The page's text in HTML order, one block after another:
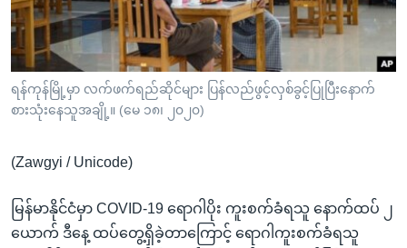
စာမျက်နှာ
ကျော်
ကြည့်
ရန်
ရန်
ကျော်
ဗွီအိုအေ လူမှုကွန်ယက်များ
ရန်ကုန်မြို့မှာ လက်ဖက်ရည်ဆိုင်များ ပြန်လည်ဖွင့်လှစ်ခွင့်ပြုပြီးနောက်
စားသုံးနေသူအချို့။ (မေ ၁၈၊ ၂၀၂၀)
(Zawgyi / Unicode)
မြန်မာနိုင်ငံမှာ COVID-19 ရောဂါပိုး ကူးစက်ခံရသူ နောက်ထပ် ၂
ယောက် ဒီနေ့ ထပ်တွေ့ရှိခဲ့တာကြောင့် ရောဂါကူးစက်ခံရသူ